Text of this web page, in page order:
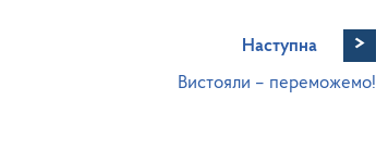
Наступна >
Вистояли – переможемо!